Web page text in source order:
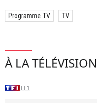
Programme TV TV
À LA
TF1